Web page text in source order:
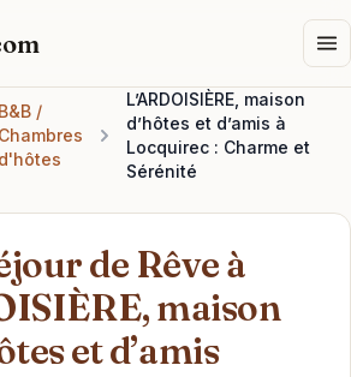
B&B /
Chambres
d'hôtes
L’ARDOISIÈRE, maison
d’hôtes et d’amis à
Locquirec : Charme et
Sérénité
de Rêve à
maison
et d’amis